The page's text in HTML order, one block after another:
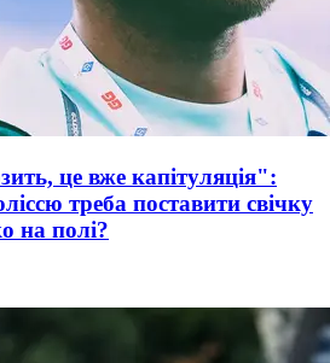
це вже капітуляція":
треба поставити свічку
на полі?